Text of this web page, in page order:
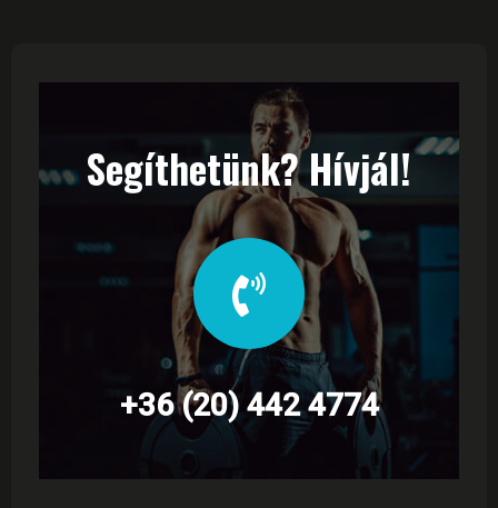
Segíthetünk? Hívjál!
+36 (20) 442 4774